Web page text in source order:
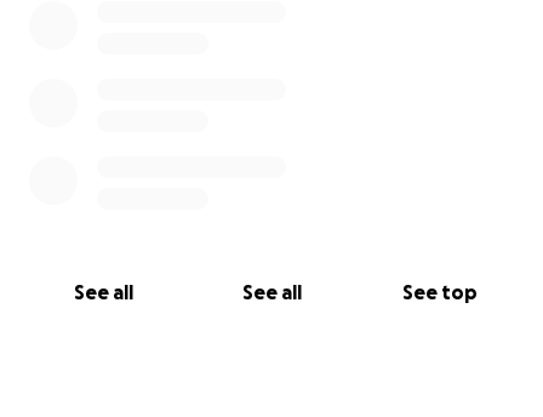
See all See all See top